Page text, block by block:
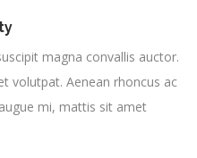
magna convallis auctor.
volutpat. Aenean rhoncus ac
mi, mattis sit amet